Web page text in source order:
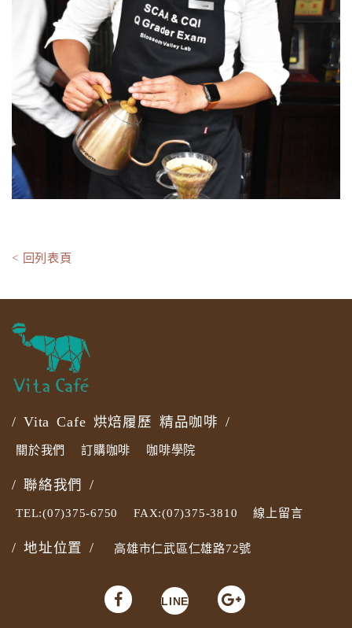
< 回列表頁
/ Vita Cafe 烘焙履歷 精品咖啡 /
關於我們 訂購咖啡 咖啡學院
/ 聯絡我們 /
TEL:(07)375-6750 FAX:(07)375-3810 線上留言
/ 地址位置 / 高雄市仁武區仁雄路72號
LINE